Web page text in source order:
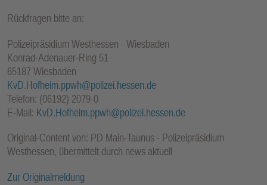
Rückfragen bitte an:
Polizeipräsidium Westhessen - Wiesbaden
Konrad-Adenauer-Ring 51
65187 Wiesbaden
KvD.Hofheim.ppwh@polizei.hessen.de
Telefon: (06192) 2079-0
E-Mail: KvD.Hofheim.ppwh@polizei.hessen.de
Original-Content von: PD Main-Taunus - Polizeipräsidium
Westhessen, übermittelt durch news aktuell
Zur Originalmeldung